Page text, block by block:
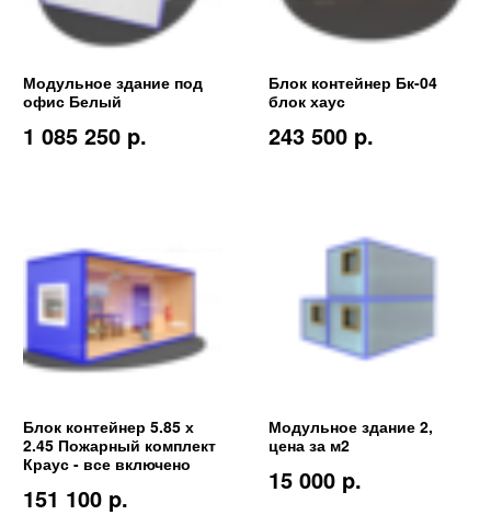
Модульное здание под
офис Белый
1 085 250 p.
Блок контейнер Бк-04
блок хаус
243 500 p.
Блок контейнер 5.85 х
2.45 Пожарный комплект
Краус - все включено
151 100 p.
Модульное здание 2,
цена за м2
15 000 p.